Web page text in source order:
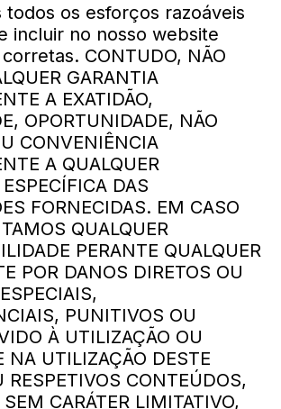
todos os esforços razoáveis
incluir no nosso website
CONTUDO, NÃO
GARANTIA
A EXATIDÃO,
OPORTUNIDADE, NÃO
CONVENIÊNCIA
A QUALQUER
DAS
FORNECIDAS. EM CASO
QUALQUER
PERANTE QUALQUER
POR DANOS DIRETOS OU
PUNITIVOS OU
À UTILIZAÇÃO OU
NA UTILIZAÇÃO DESTE
RESPETIVOS CONTEÚDOS,
CARÁTER LIMITATIVO,